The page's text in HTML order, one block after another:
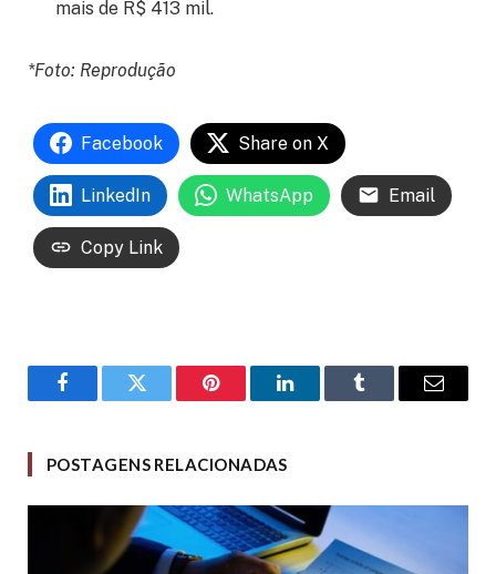
mais de R$ 413 mil.
*Foto: Reprodução
Facebook Share on X
LinkedIn WhatsApp Email
Copy Link
FacebookTwitter Pinterest LinkedInTumblr Email
POSTAGENS RELACIONADAS